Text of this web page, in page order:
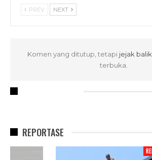
PREV NEXT
Komen yang ditutup, tetapi jejak balik
terbuka.
REPORTASE